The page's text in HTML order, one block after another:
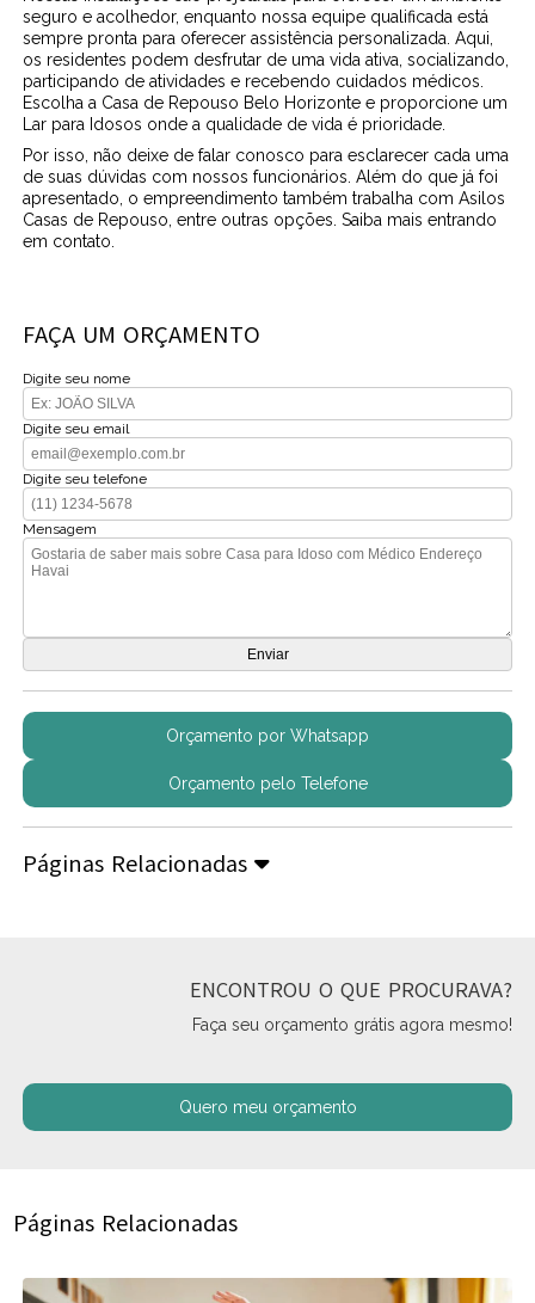
seguro e acolhedor, enquanto nossa equipe qualificada está
sempre pronta para oferecer assistência personalizada. Aqui,
os residentes podem desfrutar de uma vida ativa, socializando,
participando de atividades e recebendo cuidados médicos.
Escolha a Casa de Repouso Belo Horizonte e proporcione um
Lar para Idosos onde a qualidade de vida é prioridade.
Por isso, não deixe de falar conosco para esclarecer cada uma
de suas dúvidas com nossos funcionários. Além do que já foi
apresentado, o empreendimento também trabalha com Asilos
Casas de Repouso, entre outras opções. Saiba mais entrando
em contato.
FAÇA UM ORÇAMENTO
Digite seu nome
Digite seu email
Digite seu telefone
Mensagem
Orçamento por Whatsapp
Orçamento pelo Telefone
Páginas Relacionadas
ENCONTROU O QUE PROCURAVA?
Faça seu orçamento grátis agora mesmo!
Quero meu orçamento
Páginas Relacionadas